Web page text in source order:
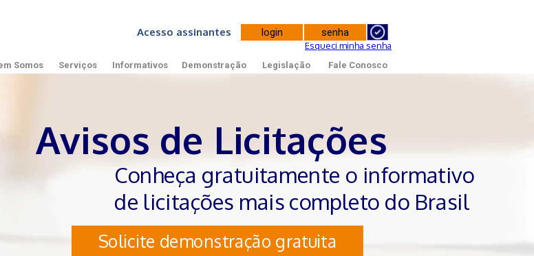
Acesso assinantes
Esqueci minha senha
Somos Serviços Informativos Demonstração Legislação Fale Conosco
Avisos de Licitações
Conheça gratuitamente o informativo
de licitações mais completo do Brasil
Solicite demonstração gratuita